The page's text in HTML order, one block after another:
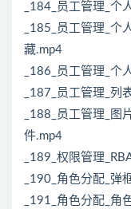
_184_员工管理_个
_185_员工管理_个
藏.mp4
_186_员工管理_个
_187_员工管理_列
_188_员工管理_图
件.mp4
_189_权限管理
_190_角色分配_弹
_191_角色分配_角